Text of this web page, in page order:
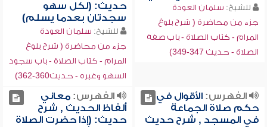
للشيخ: سلمان العودة
جزء من محاضرة ( شرح بلوغ
المرام - كتاب الصلاة - باب صفة
الصلاة - حديث 347-349)
حديث: (لكل سهو
سجدتان بعدما يسلم)
للشيخ: سلمان العودة
جزء من محاضرة ( شرح بلوغ
المرام - كتاب الصلاة - باب سجود
السهو وغيره - حديث360-362)
الفهرس:الأقوال في
حكم صلاة الجماعة
في المسجد , شرح حديث
الفهرس:معاني
ألفاظ الحديث , شرح
حديث: (إذا حضرت الصلاة